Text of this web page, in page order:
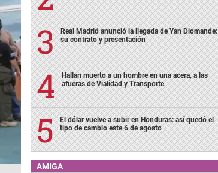
Real Madrid anunció la llegada de Yan Diomande:
su contrato y presentación
Hallan muerto a un hombre en una acera, a las
afueras de Vialidad y Transporte
El dólar vuelve a subir en Honduras: así quedó el
tipo de cambio este 6 de agosto
AMIGA